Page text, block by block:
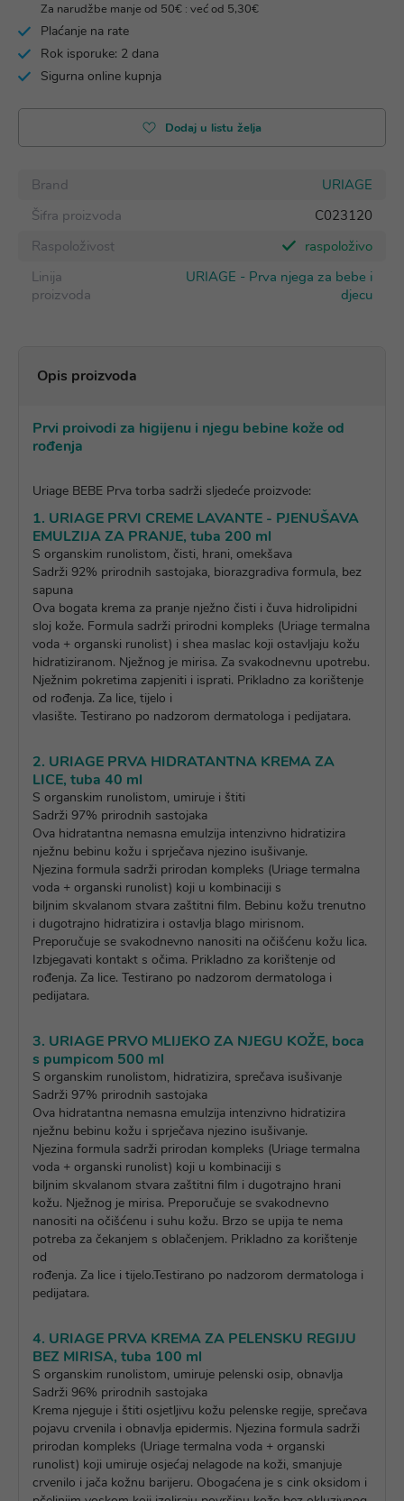
Za narudžbe manje od 50€ : već od 5,30€
Plaćanje na rate
Rok isporuke: 2 dana
Sigurna online kupnja
Dodaj u listu želja
Brand
URIAGE
Šifra proizvoda
C023120
Raspoloživost
raspoloživo
Linija
proizvoda
URIAGE - Prva njega za bebe i
djecu
Opis proizvoda
Prvi proivodi za higijenu i njegu bebine kože od
rođenja
Uriage BEBE Prva torba sadrži sljedeće proizvode:
1. URIAGE PRVI CREME LAVANTE - PJENUŠAVA
EMULZIJA ZA PRANJE, tuba 200 ml
S organskim runolistom, čisti, hrani, omekšava
Sadrži 92% prirodnih sastojaka, biorazgradiva formula, bez
sapuna
Ova bogata krema za pranje nježno čisti i čuva hidrolipidni
sloj kože. Formula sadrži prirodni kompleks (Uriage termalna
voda + organski runolist) i shea maslac koji ostavljaju kožu
hidratiziranom. Nježnog je mirisa. Za svakodnevnu upotrebu.
Nježnim pokretima zapjeniti i isprati. Prikladno za korištenje
od rođenja. Za lice, tijelo i
vlasište. Testirano po nadzorom dermatologa i pedijatara.
2. URIAGE PRVA HIDRATANTNA KREMA ZA
LICE, tuba 40 ml
S organskim runolistom, umiruje i štiti
Sadrži 97% prirodnih sastojaka
Ova hidratantna nemasna emulzija intenzivno hidratizira
nježnu bebinu kožu i sprječava njezino isušivanje.
Njezina formula sadrži prirodan kompleks (Uriage termalna
voda + organski runolist) koji u kombinaciji s
biljnim skvalanom stvara zaštitni film. Bebinu kožu trenutno
i dugotrajno hidratizira i ostavlja blago mirisnom.
Preporučuje se svakodnevno nanositi na očišćenu kožu lica.
Izbjegavati kontakt s očima. Prikladno za korištenje od
rođenja. Za lice. Testirano po nadzorom dermatologa i
pedijatara.
3. URIAGE PRVO MLIJEKO ZA NJEGU KOŽE, boca
s pumpicom 500 ml
S organskim runolistom, hidratizira, sprečava isušivanje
Sadrži 97% prirodnih sastojaka
Ova hidratantna nemasna emulzija intenzivno hidratizira
nježnu bebinu kožu i sprječava njezino isušivanje.
Njezina formula sadrži prirodan kompleks (Uriage termalna
voda + organski runolist) koji u kombinaciji s
biljnim skvalanom stvara zaštitni film i dugotrajno hrani
kožu. Nježnog je mirisa. Preporučuje se svakodnevno
nanositi na očišćenu i suhu kožu. Brzo se upija te nema
potreba za čekanjem s oblačenjem. Prikladno za korištenje
od
rođenja. Za lice i tijelo.Testirano po nadzorom dermatologa i
pedijatara.
4. URIAGE PRVA KREMA ZA PELENSKU REGIJU
BEZ MIRISA, tuba 100 ml
S organskim runolistom, umiruje pelenski osip, obnavlja
Sadrži 96% prirodnih sastojaka
Krema njeguje i štiti osjetljivu kožu pelenske regije, sprečava
pojavu crvenila i obnavlja epidermis. Njezina formula sadrži
prirodan kompleks (Uriage termalna voda + organski
runolist) koji umiruje osjećaj nelagode na koži, smanjuje
crvenilo i jača kožnu barijeru. Obogaćena je s cink oksidom i